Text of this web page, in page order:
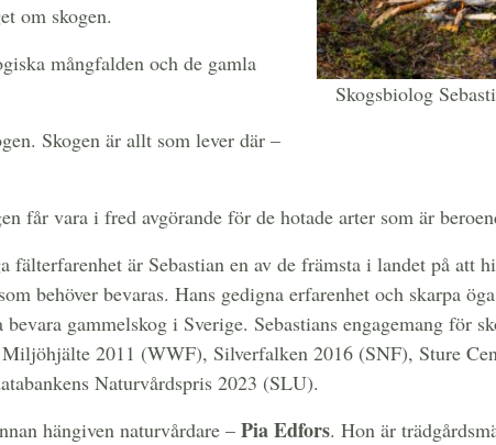
Skogsbiolog
om skogen.
mångfalden och de gamla
Skogen är allt som lever där –
får vara i fred avgörande för de hotade arter som är
fälterfarenhet är Sebastian en av de främsta i landet på att
behöver bevaras. Hans gedigna erfarenhet och skarpa
gammelskog i Sverige. Sebastians engagemang för
2011 (WWF), Silverfalken 2016 (SNF), Sture
Naturvårdspris 2023 (SLU).
hängiven naturvårdare – Pia Edfors. Hon är